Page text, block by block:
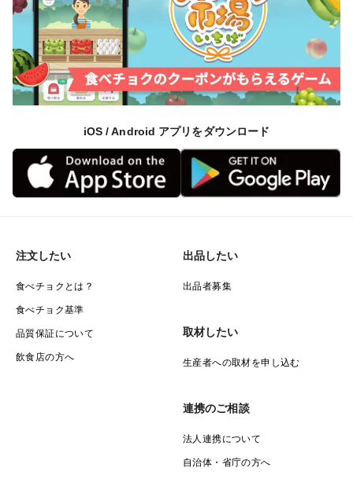
iOS / Android アプリをダウンロード
注文したい
食べチョクとは？
食べチョク基準
品質保証について
飲食店の方へ
出品したい
出品者募集
取材したい
生産者への取材を申し込む
連携のご相談
法人連携について
自治体・省庁の方へ